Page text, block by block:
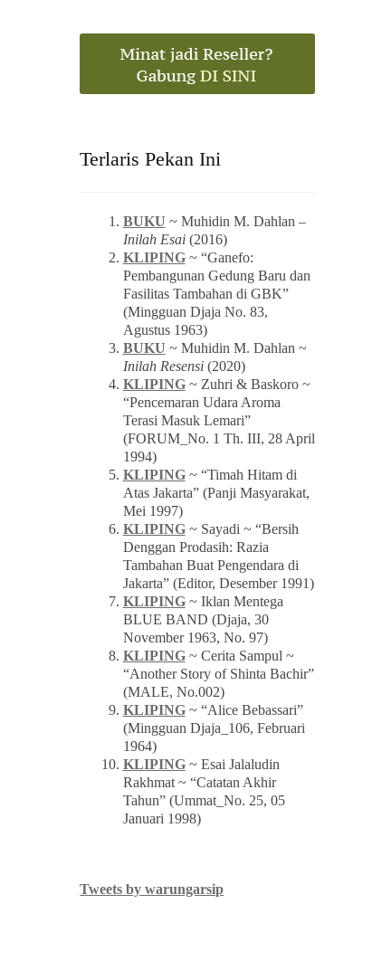
Terlaris Pekan Ini
BUKU ~ Muhidin M. Dahlan –
Inilah Esai(2016)
KLIPING~ “Ganefo:
Pembangunan Gedung Baru dan
Fasilitas Tambahan di GBK”
(Mingguan Djaja No. 83,
Agustus 1963)
BUKU ~ Muhidin M. Dahlan ~
Inilah Resensi(2020)
KLIPING~ Zuhri & Baskoro ~
“Pencemaran Udara Aroma
Terasi Masuk Lemari”
(FORUM_No. 1 Th. III, 28 April
1994)
KLIPING~ “Timah Hitam di
Atas Jakarta” (Panji Masyarakat,
Mei 1997)
KLIPING~ Sayadi ~ “Bersih
Denggan Prodasih: Razia
Tambahan Buat Pengendara di
Jakarta” (Editor, Desember 1991)
KLIPING~ Iklan Mentega
BLUE BAND (Djaja, 30
November 1963, No. 97)
KLIPING~ Cerita Sampul ~
“Another Story of Shinta Bachir”
(MALE, No.002)
KLIPING~ “Alice Bebassari”
(Mingguan Djaja_106, Februari
1964)
KLIPING~ Esai Jalaludin
Rakhmat ~ “Catatan Akhir
Tahun” (Ummat_No. 25, 05
Januari 1998)
Tweets by warungarsip